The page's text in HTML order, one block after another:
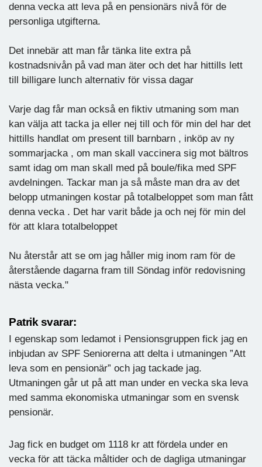
denna vecka att leva på en pensionärs nivå för de
personliga utgifterna.
Det innebär att man får tänka lite extra på
kostnadsnivån på vad man äter och det har hittills lett
till billigare lunch alternativ för vissa dagar
Varje dag får man också en fiktiv utmaning som man
kan välja att tacka ja eller nej till och för min del har det
hittills handlat om present till barnbarn , inköp av ny
sommarjacka , om man skall vaccinera sig mot bältros
samt idag om man skall med på boule/fika med SPF
avdelningen. Tackar man ja så måste man dra av det
belopp utmaningen kostar på totalbeloppet som man fått
denna vecka . Det har varit både ja och nej för min del
för att klara totalbeloppet
Nu återstår att se om jag håller mig inom ram för de
återstående dagarna fram till Söndag inför redovisning
nästa vecka."
Patrik svarar:
I egenskap som ledamot i Pensionsgruppen fick jag en
inbjudan av SPF Seniorerna att delta i utmaningen ”Att
leva som en pensionär” och jag tackade jag.
Utmaningen går ut på att man under en vecka ska leva
med samma ekonomiska utmaningar som en svensk
pensionär.
Jag fick en budget om 1118 kr att fördela under en
vecka för att täcka måltider och de dagliga utmaningar